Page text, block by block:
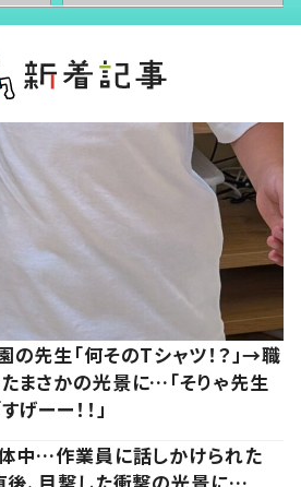
先生「何そのTシャツ！？」→職
まさかの光景に…「そりゃ先生
げーー！！」
中…作業員に話しかけられた